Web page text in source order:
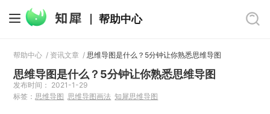
帮助中心
帮助中心 / 资讯文章 /思维导图是什么？5分钟让你熟悉思维导图
思维导图是什么？5分钟让你熟悉思维导图
发布时间： 2021-1-29
标签：思维导图 思维导图画法 知犀思维导图